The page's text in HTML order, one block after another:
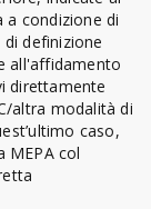
a condizione di
definizione
all'affidamento
direttamente
altra modalità di
caso,
MEPA col